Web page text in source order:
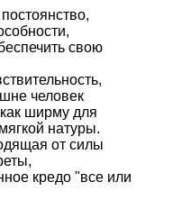
свою
человек
ширму для
натуры.
от силы
кредо "все или